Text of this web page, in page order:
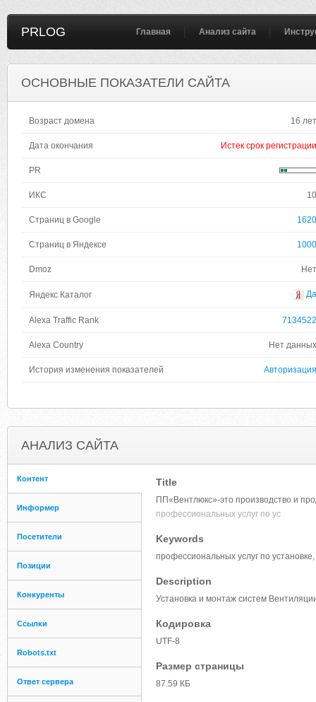
PRLOG Главная Анализ сайта
ОСНОВНЫЕ ПОКАЗАТЕЛИ САЙТА
Возраст домена 16 лет
Дата окончания Истек срок регистрации
PR
ИКС 10
Страниц в Google 1620
Страниц в Яндексе 1000
Dmoz Нет
Яндекс Каталог Да
Alexa Traffic Rank 7134522
Alexa Country Нет данных
История изменения показателей Авторизация
АНАЛИЗ САЙТА
Контент
Информер
Посетители
Позиции
Конкуренты
Ссылки
Robots.txt
Ответ сервера
Title
ПП«Вентлюкс»-это производство и
профессиональных услуг по ус
Keywords
профессиональных услуг по
Description
Установка и монтаж систем
Кодировка
UTF-8
Размер страницы
87.59 КБ